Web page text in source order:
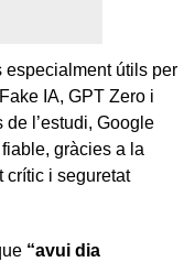
especialment útils per
IA, GPT Zero i
l’estudi, Google
gràcies a la
crític i seguretat
“avui dia